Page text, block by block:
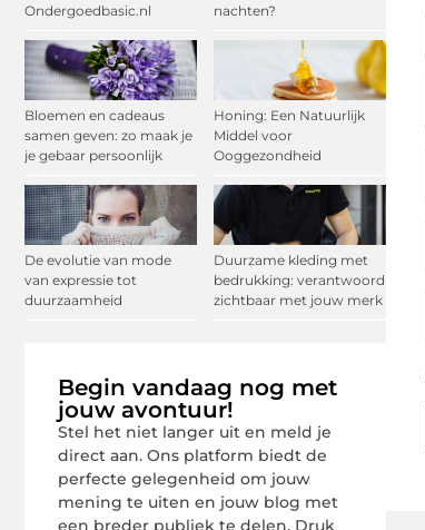
Ondergoedbasic.nl
nachten?
Bloemen en cadeaus
samen geven: zo maak je
je gebaar persoonlijk
Honing: Een Natuurlijk
Middel voor
Ooggezondheid
De evolutie van mode
van expressie tot
duurzaamheid
Duurzame kleding met
bedrukking: verantwoord
zichtbaar met jouw merk
Begin vandaag nog met
jouw avontuur!
Stel het niet langer uit en meld je
direct aan. Ons platform biedt de
perfecte gelegenheid om jouw
mening te uiten en jouw blog met
een breder publiek te delen. Druk